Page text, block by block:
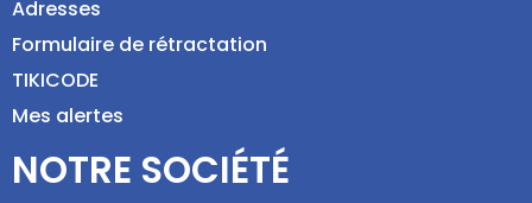
Adresses
Formulaire de rétractation
TIKICODE
Mes alertes
NOTRE SOCIÉTÉ